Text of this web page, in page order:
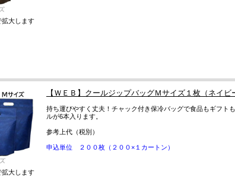
拡大します
拡大します
【ＷＥＢ】クールジップバッグＭサイズ１枚（ネイビ
持ち運びやすく丈夫！チャック付き保冷バッグで食品もギフト
ルが6本入ります。
参考上代（税別）
申込単位 ２００枚（２００×１カートン）